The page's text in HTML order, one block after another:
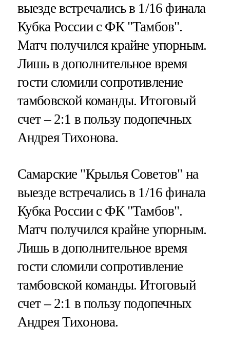
выезде встречались в 1/16 финала
Кубка России с ФК "Тамбов".
Матч получился крайне упорным.
Лишь в дополнительное время
гости сломили сопротивление
тамбовской команды. Итоговый
счет – 2:1 в пользу подопечных
Андрея Тихонова.
Самарские "Крылья Советов" на
выезде встречались в 1/16 финала
Кубка России с ФК "Тамбов".
Матч получился крайне упорным.
Лишь в дополнительное время
гости сломили сопротивление
тамбовской команды. Итоговый
счет – 2:1 в пользу подопечных
Андрея Тихонова.